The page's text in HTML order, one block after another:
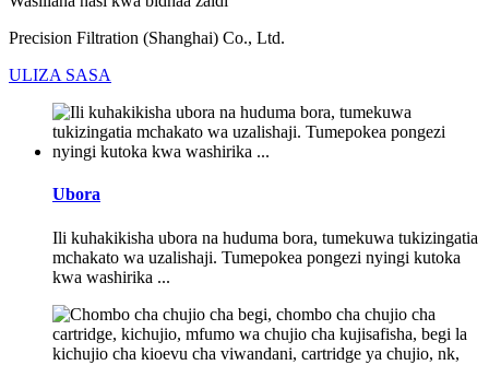
Precision Filtration (Shanghai) Co., Ltd.
ULIZA SASA
Ubora
Ili kuhakikisha ubora na huduma bora, tumekuwa tukizingatia
mchakato wa uzalishaji. Tumepokea pongezi nyingi kutoka
kwa washirika ...